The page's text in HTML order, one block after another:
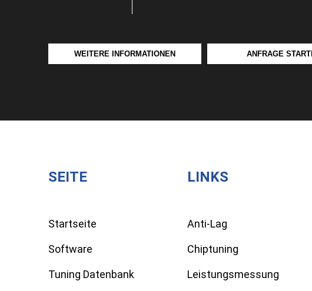
WEITERE INFORMATIONEN ANFRAGE
SEITE
Startseite
Software
Tuning Datenbank
LINKS
Anti-Lag
Chiptuning
Leistungsmessung